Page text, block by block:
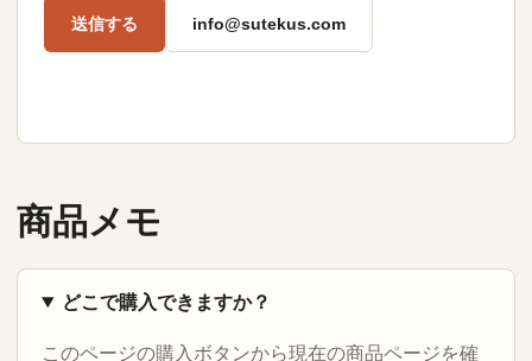
送信する info@sutekus.com
商品メモ
どこで購入できますか？
このページの購入ボタンから現在の商品ページを確